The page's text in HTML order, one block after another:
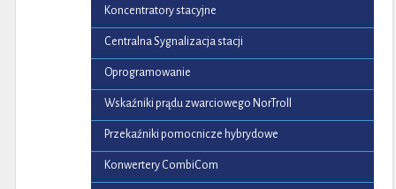
Koncentratory stacyjne
Centralna Sygnalizacja stacji
Oprogramowanie
Wskaźniki prądu zwarciowego NorTroll
Przekaźniki pomocnicze hybrydowe
Konwertery CombiCom